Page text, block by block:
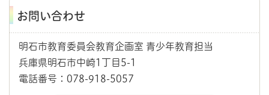
お問い合わせ
明石市教育委員会教育企画室 青少年教育担当
兵庫県明石市中崎1丁目5-1
電話番号：078-918-5057